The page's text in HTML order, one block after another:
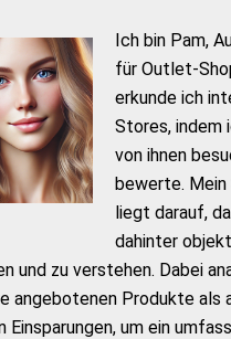
Ich bin Pam,
für Outlet-
erkunde ich
Stores, indem
von ihnen
bewerte.
liegt darauf,
dahinter
und zu verstehen. Dabei
angebotenen Produkte als
Einsparungen, um ein